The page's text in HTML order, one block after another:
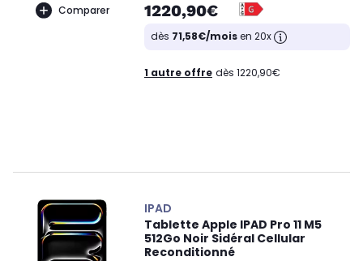
Comparer 1220,90€
dès 71,58€/moisen 20x
1 autre offre dès 1220,90€
IPAD
Tablette Apple IPAD Pro 11 M5
512Go Noir Sidéral Cellular
Reconditionné